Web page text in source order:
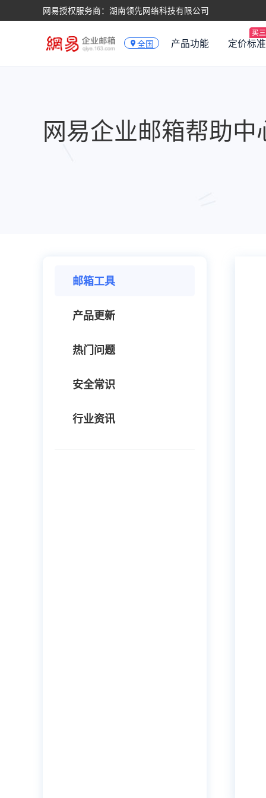
网易授权服务商：湖南领先网络科技有限公司
全国 产品功能 定价标准
网易企业邮箱帮助中
邮箱工具
产品更新
热门问题
安全常识
行业资讯